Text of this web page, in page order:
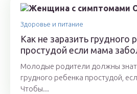
Здоровье и питание
Как не заразить грудного
простудой если мама
Молодые родители должны
грудного ребенка простудой,
Чтобы...